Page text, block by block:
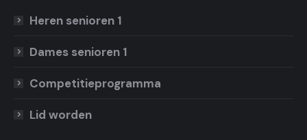
Heren senioren 1
Dames senioren 1
Competitieprogramma
Lid worden